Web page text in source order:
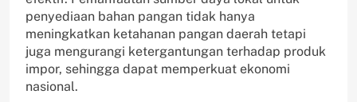
penyediaan bahan pangan tidak hanya
meningkatkan ketahanan pangan daerah tetapi
juga mengurangi ketergantungan terhadap produk
impor, sehingga dapat memperkuat ekonomi
nasional.